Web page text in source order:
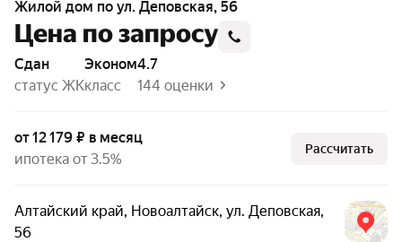
Жилой дом по ул. Деповская, 56
Цена по запросу
Сдан
статус ЖК
эконом
класс
4.7
144 оценки
от 12 179 ₽ в месяц
ипотека от 3.5%
Рассчитать
Алтайский край, Новоалтайск, ул. Деповская,
56